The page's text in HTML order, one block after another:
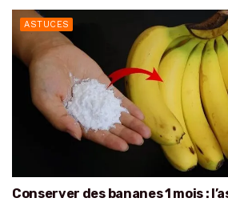
ASTUCES
Conserver des bananes 1 mois :